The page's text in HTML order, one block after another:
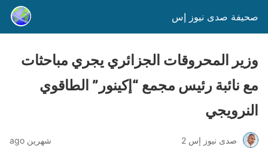
صحيفة صدى نيوز إس
وزير المحروقات الجزائري يجري مباحثات
مع نائبة رئيس مجمع “إكينور” الطاقوي
النرويجي
صدى نيوز إس 2 شهرين ago